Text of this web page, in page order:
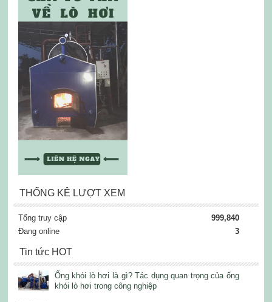
THỐNG KÊ LƯỢT XEM
Tổng truy cập
999,840
Đang online
3
Tin tức HOT
Ống khói lò hơi là gì? Tác dụng quan trọng của ống
khói lò hơi trong công nghiệp